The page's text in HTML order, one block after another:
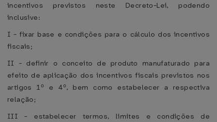
incentivos previstos neste Decreto-Lei, podendo
inclusive:
I - fixar base e condições para o cálculo dos incentivos
fiscais;
II - definir o conceito de produto manufaturado para
efeito de aplicação dos incentivos fiscais previstos nos
artigos 1º e 4º, bem como estabelecer a respectiva
relação;
III - estabelecer termos, limites e condições de